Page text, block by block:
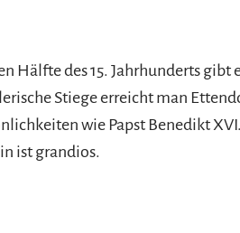
Hälfte des 15. Jahrhunderts gibt
Stiege erreicht man
wie Papst Benedikt
ist grandios.